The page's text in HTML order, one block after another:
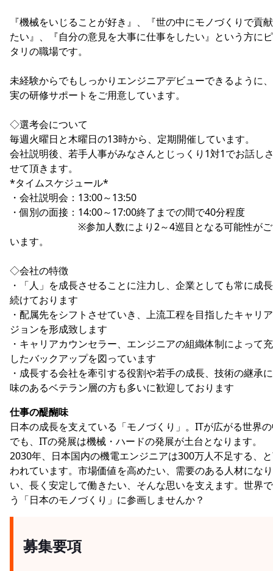
『機械をいじることが好き』、『世の中にモノづくりで貢
たい』、『自分の意見を大事に仕事をしたい』という方に
タリの職場です。
未経験からでもしっかりエンジニアデビューできるように
実の研修サポートをご用意しています。
◇選考会について
毎週火曜日と木曜日の13時から、定期開催しています。
会社説明後、若手人事がみなさんとじっくり1対1でお話し
せて頂きます。
*タイムスケジュール*
・会社説明会：13:00～13:50
・個別の面接：14:00～17:00終了までの間で40分程度
※参加人数により2～4巡目となる可能性がご
います。
◇会社の特徴
・「人」を成長させることに注力し、企業としても常に成
続けております
・配属先をシフトさせていき、上流工程を目指したキャリ
ジョンを形成致します
・キャリアカウンセラー、エンジニアの組織体制によって
したバックアップを図っています
・成長する会社を牽引する役割や若手の成長、技術の継承
味のあるベテラン層の方も多いに歓迎しております
仕事の醍醐味
日本の成長を支えている「モノづくり」。ITが広がる世界
でも、ITの発展は機械・ハードの発展が土台となります。
2030年、日本国内の機電エンジニアは300万人不足する、
われています。市場価値を高めたい、需要のある人材にな
い、長く安定して働きたい、そんな思いを支えます。世界
う「日本のモノづくり」に参画しませんか？
募集要項